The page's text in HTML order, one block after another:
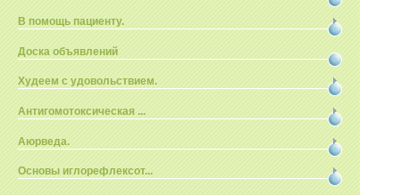
В помощь пациенту.
Доска объявлений
Худеем с удовольствием.
Антигомотоксическая ...
Аюрведа.
Основы иглорефлексот...